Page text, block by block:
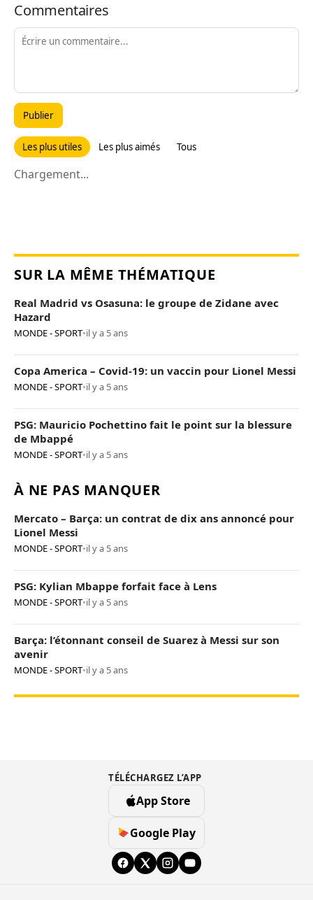
Commentaires
Publier
Les plus utiles Les plus aimés Tous
Chargement...
SUR LA MÊME THÉMATIQUE
Real Madrid vs Osasuna: le groupe de Zidane avec
Hazard
MONDE - SPORT•il y a 5 ans
Copa America – Covid-19: un vaccin pour Lionel Messi
MONDE - SPORT•il y a 5 ans
PSG: Mauricio Pochettino fait le point sur la blessure
de Mbappé
MONDE - SPORT•il y a 5 ans
À NE PAS MANQUER
Mercato – Barça: un contrat de dix ans annoncé pour
Lionel Messi
MONDE - SPORT•il y a 5 ans
PSG: Kylian Mbappe forfait face à Lens
MONDE - SPORT•il y a 5 ans
Barça: l’étonnant conseil de Suarez à Messi sur son
avenir
MONDE - SPORT•il y a 5 ans
TÉLÉCHARGEZ L’APP
App Store
Google Play